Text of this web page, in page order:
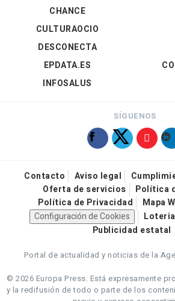
CHANCE
CULTURAOCIO
DESCONECTA
EPDATA.ES
INFOSALUS
SÍGUENOS
Contacto Aviso legal
Oferta de servicios
Política
Política de Privacidad
Mapa
Configuración de Cookies
Publicidad estatal
Portal de actualidad y noticias de la
© 2026 Europa Press. Está expresamente
y la redifusión de todo o parte de los